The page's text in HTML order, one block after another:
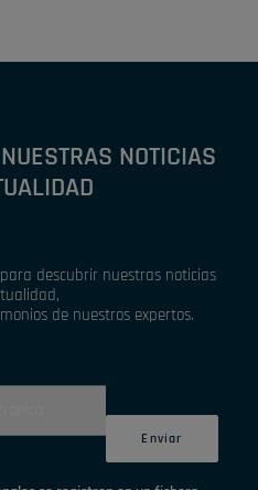
NOTICIAS
descubrir nuestras noticias
de nuestros expertos.